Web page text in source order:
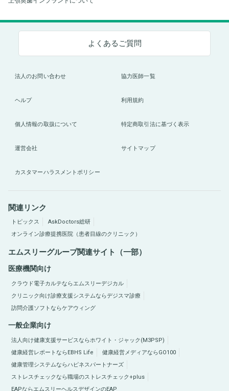
よくあるご質問
法人のお問い合わせ 協力医師一覧
ヘルプ 利用規約
個人情報の取扱について 特定商取引法に基づく表示
運営会社 サイトマップ
カスタマーハラスメントポリシー
関連リンク
トピックス
AskDoctors総研
オンライン診療提携医院（患者目線のクリニック）
エムスリーグループ関連サイト（一部）
医療機関向け
クラウド電子カルテならエムスリーデジカル
クリニック向け診療支援システムならデジスマ診療
訪問介護ソフトならケアウィング
一般企業向け
法人向け健康支援サービスならホワイト・ジャック(M3PSP)
健康経営レポートならEBHS Life
健康経営メディアならGO100
健康管理システムならハピネスパートナーズ
ストレスチェックなら職場のストレスチェック+plus
EAPならエムスリーヘルスデザインのEAP